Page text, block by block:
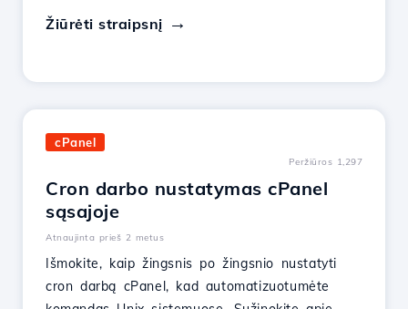
Žiūrėti straipsnį
cPanel
Peržiūros 1,297
Cron darbo nustatymas cPanel
sąsajoje
Atnaujinta prieš 2 metus
Išmokite, kaip žingsnis po žingsnio nustatyti
cron darbą cPanel, kad automatizuotumėte